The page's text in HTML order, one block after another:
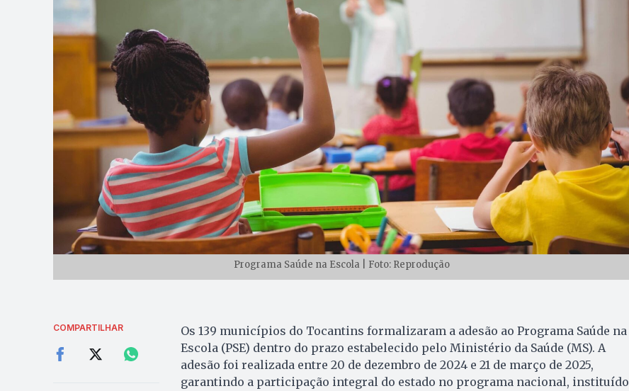
Programa Saúde na Escola | Foto: Reprodução
COMPARTILHAR
Os 139 municípios do Tocantins formalizaram a adesão ao Programa Saúde na
Escola (PSE) dentro do prazo estabelecido pelo Ministério da Saúde (MS). A
adesão foi realizada entre 20 de dezembro de 2024 e 21 de março de 2025,
garantindo a participação integral do estado no programa nacional, instituído